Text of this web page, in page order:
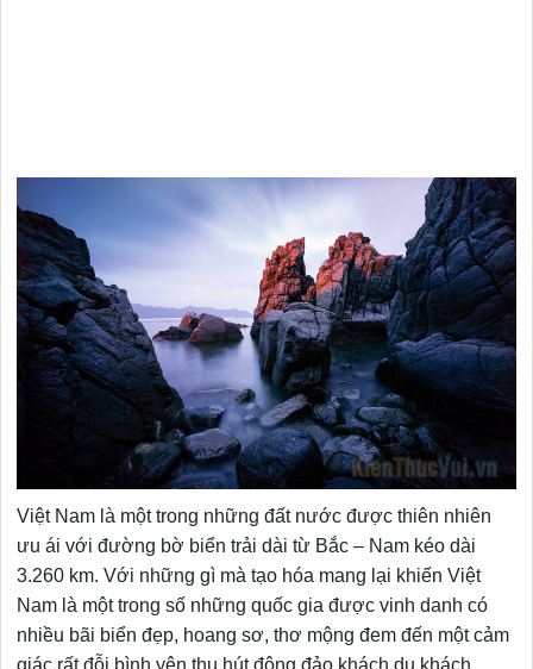
Việt Nam là một trong những đất nước được thiên nhiên
ưu ái với đường bờ biển trải dài từ Bắc – Nam kéo dài
3.260 km. Với những gì mà tạo hóa mang lại khiến Việt
Nam là một trong số những quốc gia được vinh danh có
nhiều bãi biển đẹp, hoang sơ, thơ mộng đem đến một cảm
giác rất đỗi bình yên thu hút đông đảo khách du khách